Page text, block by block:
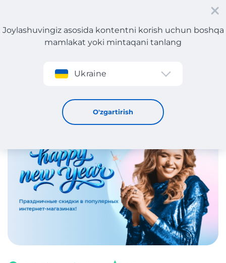
Roʻyxatdan oʻtish
Joylashuvingiz asosida kontentni korish uchun boshqa
mamlakat yoki mintaqani tanlang
Ukraine
O'zgartirish
Meest Shopping bilan bayramona xaridlar!